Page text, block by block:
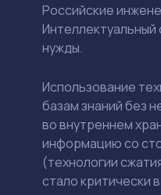
Российские
Интеллектуальный
нужды.
Использование
базам знаний без
во внутреннем
информацию со
(технологии
стало критически